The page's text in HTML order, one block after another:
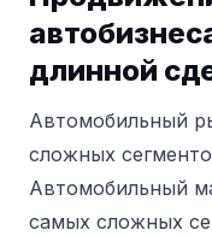
длинной
Автомобильный
сложных
Автомобильный
самых сложных